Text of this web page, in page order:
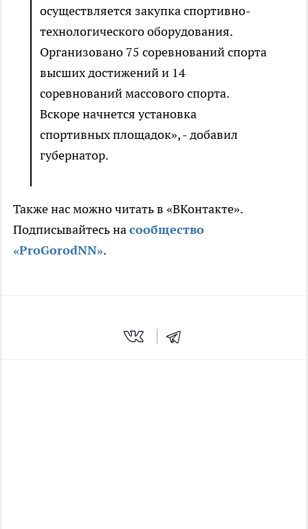
осуществляется закупка спортивно-
технологического оборудования.
Организовано 75 соревнований спорта
высших достижений и 14
соревнований массового спорта.
Вскоре начнется установка
спортивных площадок», - добавил
губернатор.
Также нас можно читать в «ВКонтакте».
Подписывайтесь насообщество
«ProGorodNN».